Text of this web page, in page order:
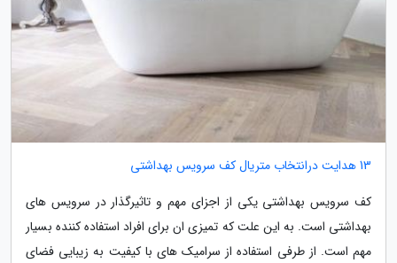
13 هدایت درانتخاب متریال کف سرویس بهداشتی
کف سرویس بهداشتی یکی از اجزای مهم و تاثیرگذار در سرویس های
بهداشتی است. به این علت که تمیزی ان برای افراد استفاده کننده بسیار
مهم است. از طرفی استفاده از سرامیک های با کیفیت به زیبایی فضای